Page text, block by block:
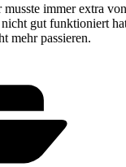
immer extra
gut funktioniert
mehr passieren.